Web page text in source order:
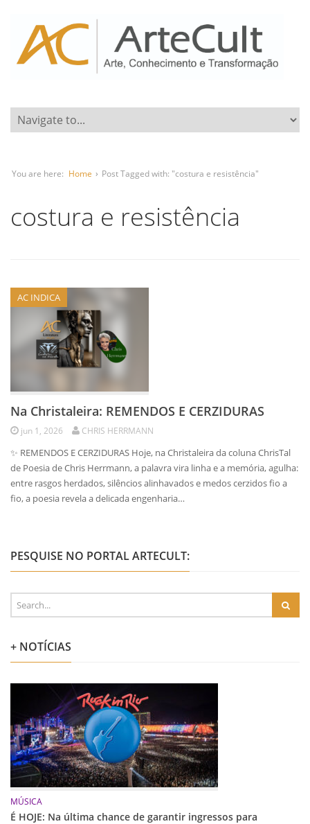
You are here: Home › Post Tagged with: "costura e resistência"
costura e resistência
AC INDICA
Na Christaleira: REMENDOS E CERZIDURAS
jun 1, 2026 CHRIS HERRMANN
✨ REMENDOS E CERZIDURAS Hoje, na Christaleira da coluna ChrisTal
de Poesia de Chris Herrmann, a palavra vira linha e a memória, agulha:
entre rasgos herdados, silêncios alinhavados e medos cerzidos fio a
fio, a poesia revela a delicada engenharia…
PESQUISE NO PORTAL ARTECULT:
+ NOTÍCIAS
MÚSICA
É HOJE: Na última chance de garantir ingressos para